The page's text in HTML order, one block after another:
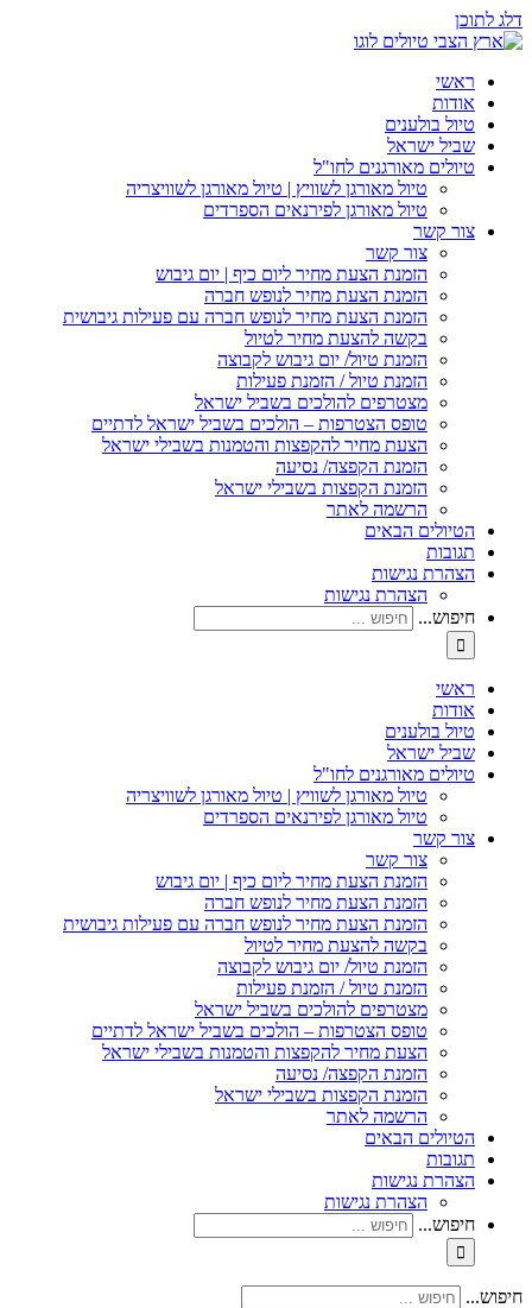
דלג לתוכן
ראשי
אודות
טיול בולענים
שביל ישראל
טיולים מאורגנים לחו"ל
טיול מאורגן לשוויץ | טיול מאורגן לשוויצריה
טיול מאורגן לפירנאים הספרדים
צור קשר
צור קשר
הזמנת הצעת מחיר ליום כיף | יום גיבוש
הזמנת הצעת מחיר לנופש חברה
הזמנת הצעת מחיר לנופש חברה עם פעילות גיבושית
בקשה להצעת מחיר לטיול
הזמנת טיול/ יום גיבוש לקבוצה
הזמנת טיול / הזמנת פעילות
מצטרפים להולכים בשביל ישראל
טופס הצטרפות – הולכים בשביל ישראל לדתיים
הצעת מחיר להקפצות והטמנות בשבילי ישראל
הזמנת הקפצה/ נסיעה
הזמנת הקפצות בשבילי ישראל
הרשמה לאתר
הטיולים הבאים
תגובות
הצהרת נגישות
הצהרת נגישות
חיפוש...
ראשי
אודות
טיול בולענים
שביל ישראל
טיולים מאורגנים לחו"ל
טיול מאורגן לשוויץ | טיול מאורגן לשוויצריה
טיול מאורגן לפירנאים הספרדים
צור קשר
צור קשר
הזמנת הצעת מחיר ליום כיף | יום גיבוש
הזמנת הצעת מחיר לנופש חברה
הזמנת הצעת מחיר לנופש חברה עם פעילות גיבושית
בקשה להצעת מחיר לטיול
הזמנת טיול/ יום גיבוש לקבוצה
הזמנת טיול / הזמנת פעילות
מצטרפים להולכים בשביל ישראל
טופס הצטרפות – הולכים בשביל ישראל לדתיים
הצעת מחיר להקפצות והטמנות בשבילי ישראל
הזמנת הקפצה/ נסיעה
הזמנת הקפצות בשבילי ישראל
הרשמה לאתר
הטיולים הבאים
תגובות
הצהרת נגישות
הצהרת נגישות
חיפוש...
חיפוש...